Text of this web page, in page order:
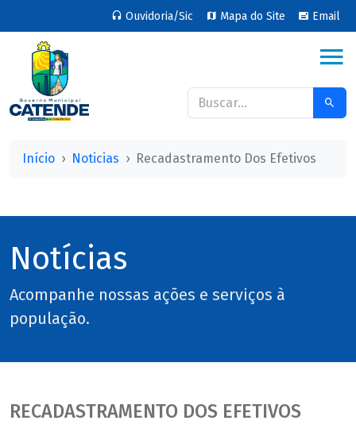
Ouvidoria/Sic Mapa do Site Email
Início Noticias Recadastramento Dos Efetivos
Notícias
Acompanhe nossas ações e serviços à
população.
RECADASTRAMENTO DOS EFETIVOS